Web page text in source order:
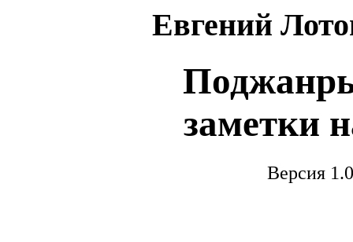
Евгений
заметки
Версия